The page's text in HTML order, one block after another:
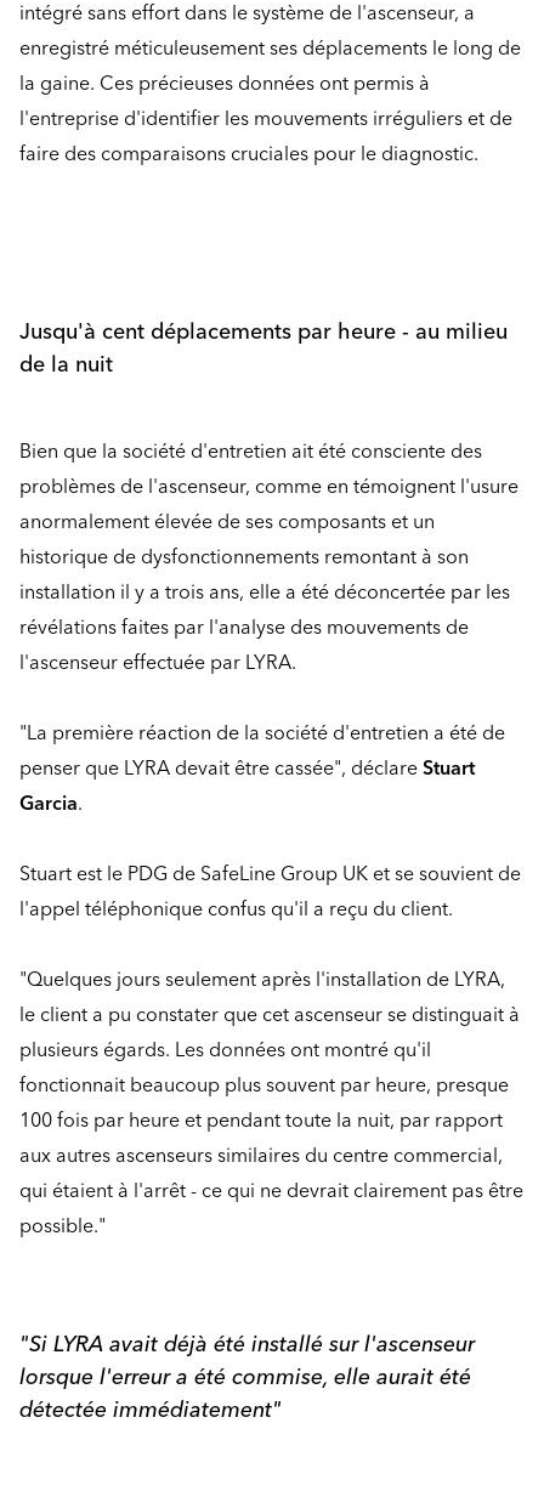
intégré sans effort dans le système de l'ascenseur, a
enregistré méticuleusement ses déplacements le long de
la gaine. Ces précieuses données ont permis à
l'entreprise d'identifier les mouvements irréguliers et de
faire des comparaisons cruciales pour le diagnostic.
Jusqu'à cent déplacements par heure - au milieu
de la nuit
Bien que la société d'entretien ait été consciente des
problèmes de l'ascenseur, comme en témoignent l'usure
anormalement élevée de ses composants et un
historique de dysfonctionnements remontant à son
installation il y a trois ans, elle a été déconcertée par les
révélations faites par l'analyse des mouvements de
l'ascenseur effectuée par LYRA.
"La première réaction de la société d'entretien a été de
penser que LYRA devait être cassée", déclare Stuart
Garcia.
Stuart est le PDG de SafeLine Group UK et se souvient de
l'appel téléphonique confus qu'il a reçu du client.
"Quelques jours seulement après l'installation de LYRA,
le client a pu constater que cet ascenseur se distinguait à
plusieurs égards. Les données ont montré qu'il
fonctionnait beaucoup plus souvent par heure, presque
100 fois par heure et pendant toute la nuit, par rapport
aux autres ascenseurs similaires du centre commercial,
qui étaient à l'arrêt - ce qui ne devrait clairement pas être
possible."
"Si LYRA avait déjà été installé sur l'ascenseur
lorsque l'erreur a été commise, elle aurait été
détectée immédiatement"